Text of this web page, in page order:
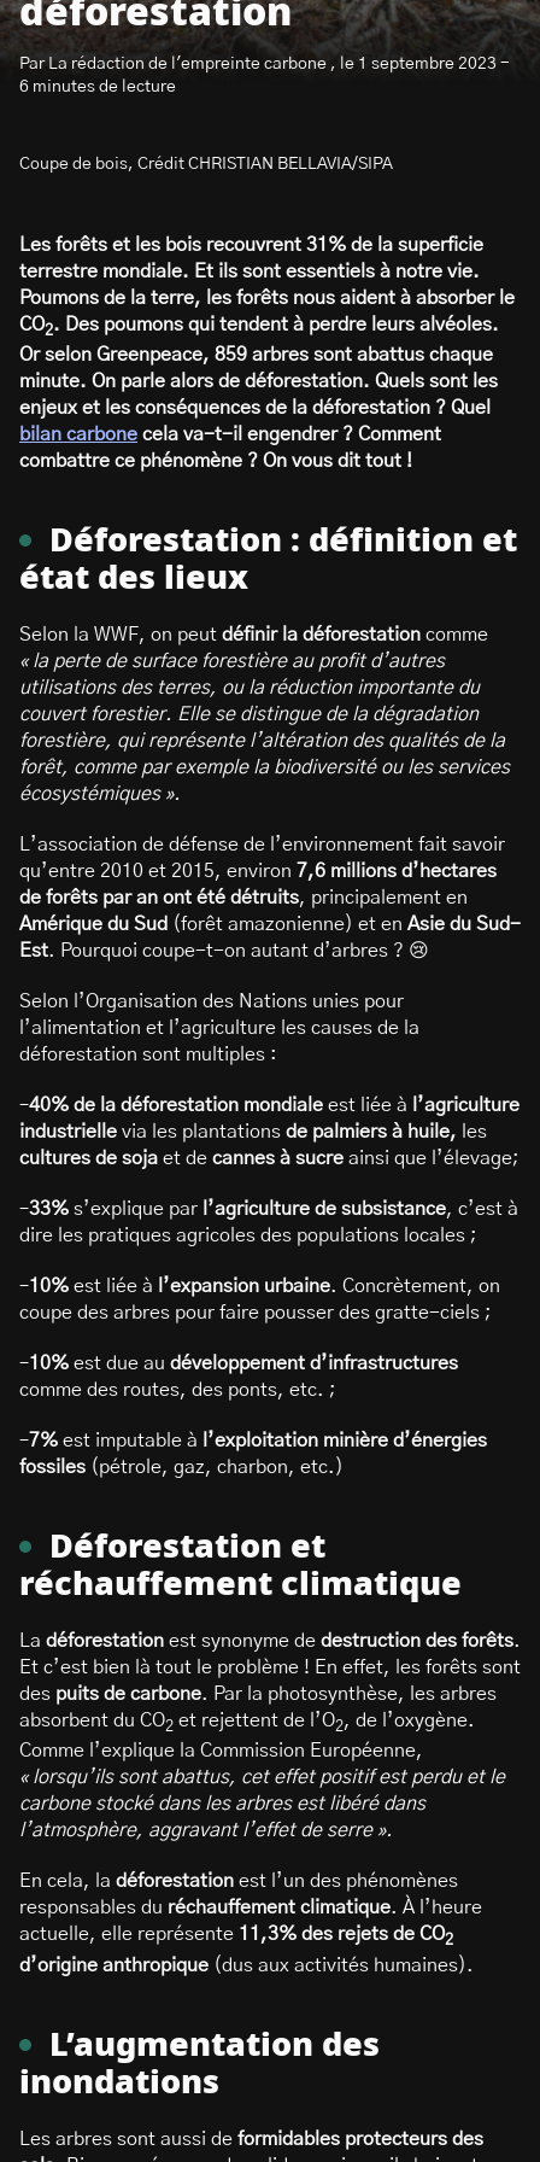
déforestation
Par La rédaction de l'empreinte carbone , le 1 septembre 2023 -
6 minutes de lecture
Coupe de bois, Crédit CHRISTIAN BELLAVIA/SIPA
Les forêts et les bois recouvrent 31% de la superficie
terrestre mondiale. Et ils sont essentiels à notre vie.
Poumons de la terre, les forêts nous aident à absorber le
CO2. Des poumons qui tendent à perdre leurs alvéoles.
Or selon Greenpeace, 859 arbres sont abattus chaque
minute. On parle alors de déforestation. Quels sont les
enjeux et les conséquences de la déforestation ? Quel
bilan carbone cela va-t-il engendrer ? Comment
combattre ce phénomène ? On vous dit tout !
Déforestation : définition et
état des lieux
Selon la WWF, on peut définir la déforestation comme
« la perte de surface forestière au profit d’autres
utilisations des terres, ou la réduction importante du
couvert forestier. Elle se distingue de la dégradation
forestière, qui représente l’altération des qualités de la
forêt, comme par exemple la biodiversité ou les services
écosystémiques ».
L’association de défense de l’environnement fait savoir
qu’entre 2010 et 2015, environ 7,6 millions d’hectares
de forêts par an ont été détruits, principalement en
Amérique du Sud (forêt amazonienne) et en Asie du Sud-
Est. Pourquoi coupe-t-on autant d’arbres ? 😢
Selon l’Organisation des Nations unies pour
l’alimentation et l’agriculture les causes de la
déforestation sont multiples :
–40% de la déforestation mondiale est liée à
l’agriculture
industrielle via les plantations de palmiers à huile, les
cultures de soja et de cannes à sucre ainsi que l’élevage;
–33% s’explique par l’agriculture de subsistance, c’est à
dire les pratiques agricoles des populations locales ;
–10% est liée à l’expansion urbaine. Concrètement, on
coupe des arbres pour faire pousser des gratte-ciels ;
–10% est due au développement d’infrastructures
comme des routes, des ponts, etc. ;
–7% est imputable à
l’exploitation minière d’énergies
fossiles (pétrole, gaz, charbon, etc.)
Déforestation et
réchauffement climatique
La déforestation est synonyme de destruction des forêts.
Et c’est bien là tout le problème ! En effet, les forêts sont
des puits de carbone. Par la photosynthèse, les arbres
absorbent du CO2 et rejettent de l’O2, de l’oxygène.
Comme l’explique la Commission Européenne,
« lorsqu’ils sont abattus, cet effet positif est perdu et le
carbone stocké dans les arbres est libéré dans
l’atmosphère, aggravant l’effet de serre ».
En cela, la déforestation est l’un des phénomènes
responsables du réchauffement climatique. À l’heure
actuelle, elle représente 11,3% des rejets de CO2
d’origine anthropique (dus aux activités humaines).
L’augmentation des
inondations
Les arbres sont aussi de formidables protecteurs des
S’abonner à la newsletter